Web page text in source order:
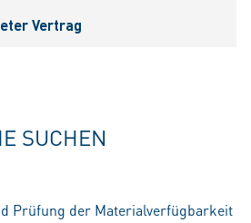
Vertrag
SUCHEN
Prüfung der Materialverfügbarkeit